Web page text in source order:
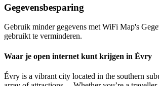
Gegevensbesparing
Gebruik minder gegevens met WiFi Map's
gebruikt te verminderen.
Waar je open internet kunt krijgen in Évry
Évry is a vibrant city located in the southern